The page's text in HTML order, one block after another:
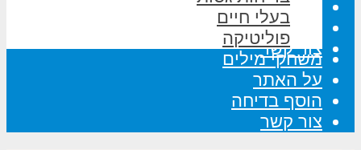
על האתר
הוסף בדיחה
צור קשר
בעלי חיים
פוליטיקה
משחקי מילים
על האתר
הוסף בדיחה
צור קשר